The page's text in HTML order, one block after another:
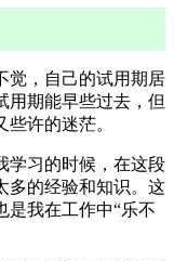
觉，自己的试用期居
用期能早些过去，但
许的迷茫。
学习的时候，在这段
多的经验和知识。这
是我在工作中“乐不